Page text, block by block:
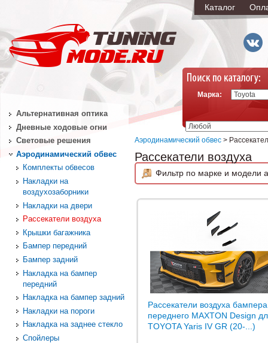
Каталог
Марка:
Аэродинамический обвес >
Рассекатели воздуха
Фильтр по марке и модели
Рассекатели воздуха бампера
переднего MAXTON Design
TOYOTA Yaris IV GR (20-...)
Альтернативная оптика
Дневные ходовые огни
Световые решения
Аэродинамический обвес
Комплекты обвесов
Накладки на
воздухозаборники
Накладки на двери
Рассекатели воздуха
Крышки багажника
Бампер передний
Бампер задний
Накладка на бампер
передний
Накладка на бампер задний
Накладки на пороги
Накладка на заднее стекло
Спойлеры